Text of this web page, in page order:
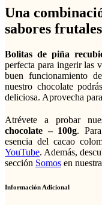
Una
sabores
Bolitas de piña
perfecta para ingerir las
buen funcionamiento
nuestro chocolate
deliciosa. Aprovecha
Atrévete a probar
chocolate – 100g.
esencia del cacao
YouTube. Además,
sección Somos en
Información Adicional